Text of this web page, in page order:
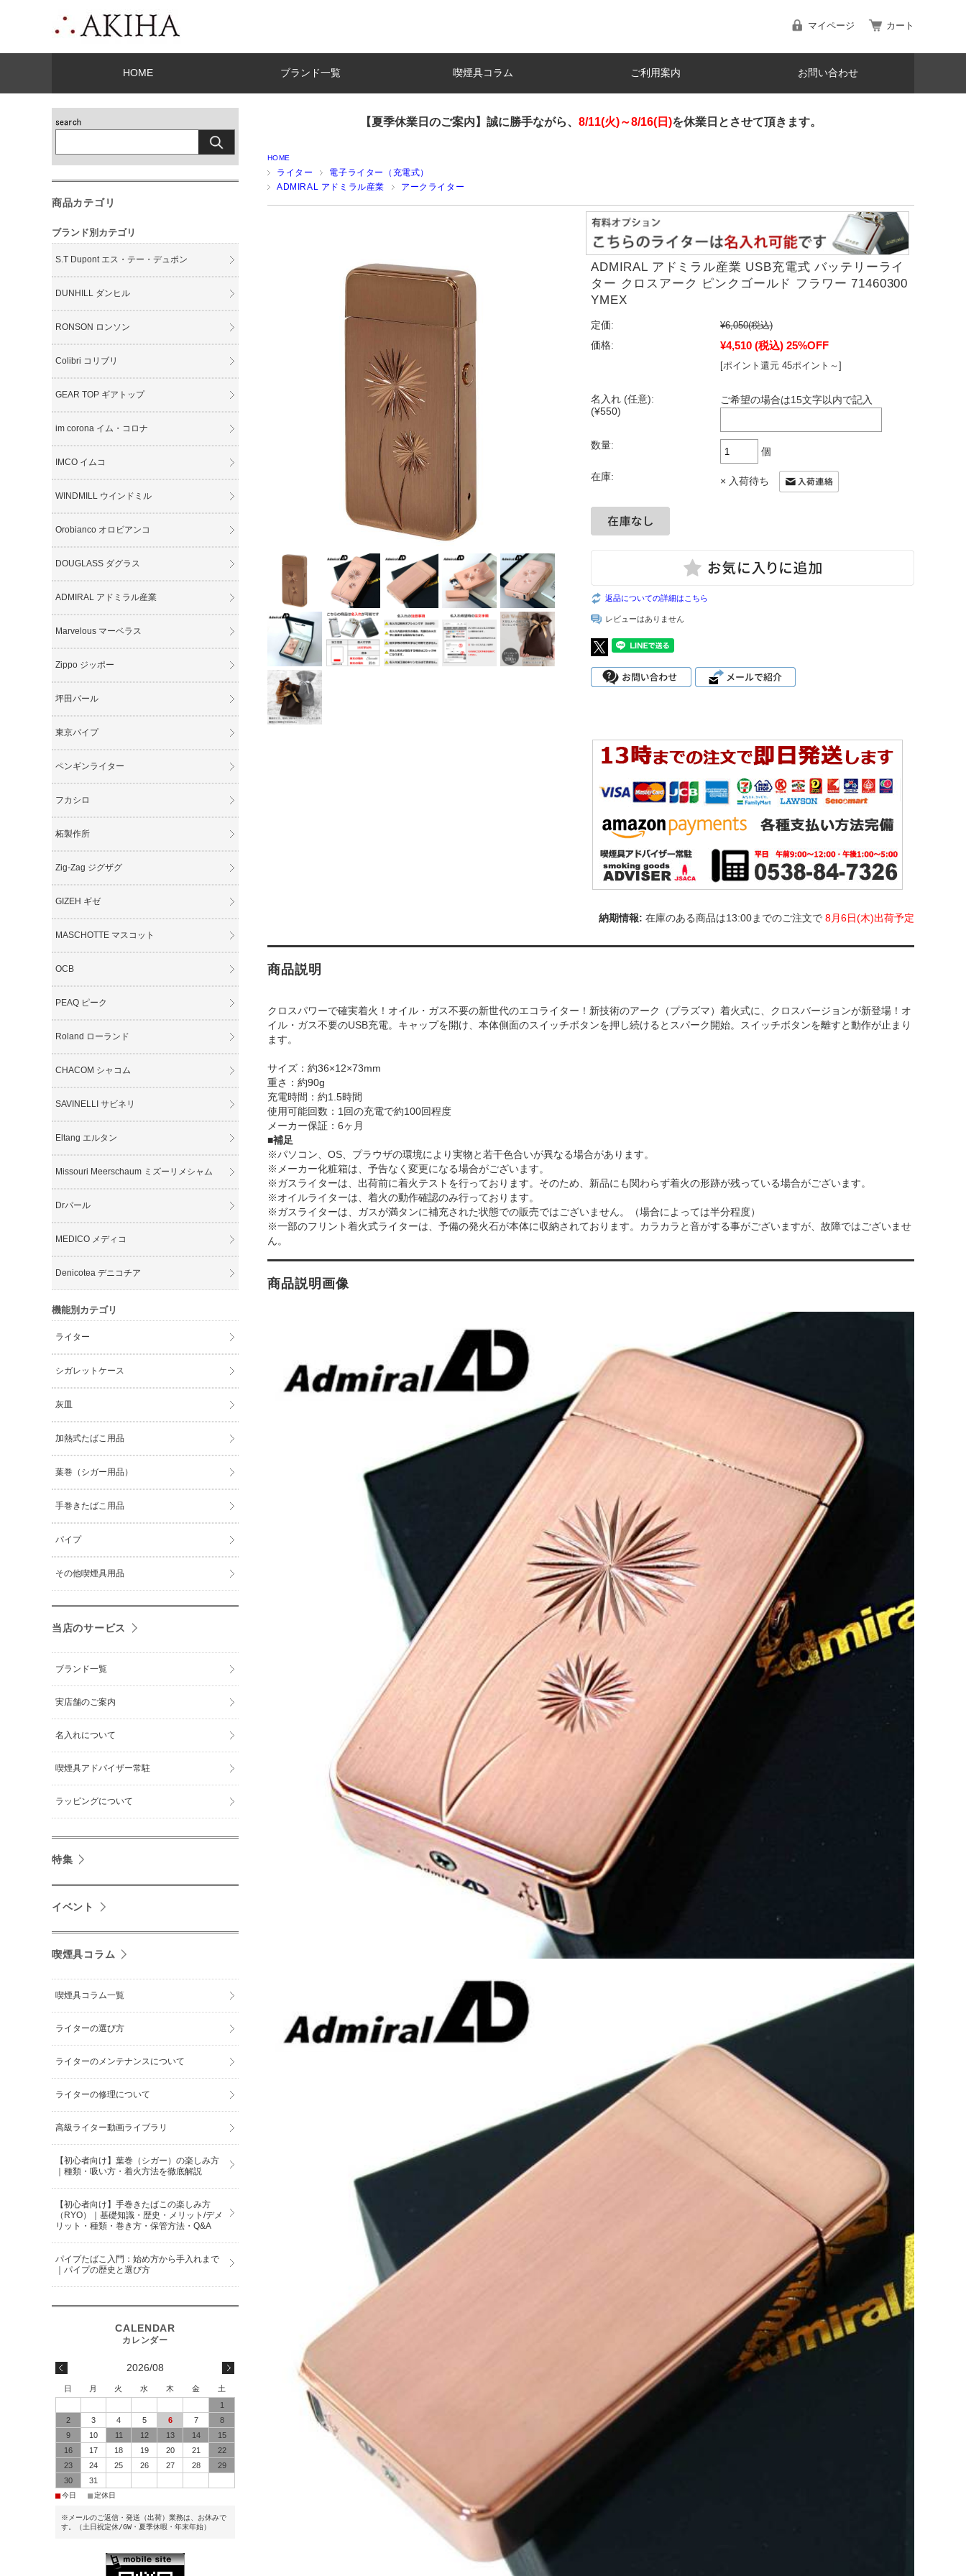
マイページ カート
HOME ブランド一覧 喫煙具コラム ご利用案内 お問い合わせ
【夏季休業日のご案内】誠に勝手ながら、 8/11(火)～8/16(日)を休業日とさせて頂きます。
HOME
ライター
電子ライター（充電式）
ADMIRAL アドミラル産業
アークライター
ADMIRAL アドミラル産業 USB充電式 バッテリーライ
ター クロスアーク ピンクゴールド フラワー 71460300
YMEX
定価: ¥6,050(税込)
価格:
¥4,510 (税込) 25%OFF
[ポイント還元 45ポイント～]
名入れ (任意):
(¥550)
ご希望の場合は15文字以内で記入
数量:
個
在庫: × 入荷待ち
返品についての詳細はこちら
レビューはありません
在庫のある商品は13:00までのご注文で 8月6日(木)出荷予定
商品説明
クロスパワーで確実着火！オイル・ガス不要の新世代のエコライター！新技術のアーク（プラズマ）着火式に、クロスバージョンが新登場！オ
イル・ガス不要のUSB充電。キャップを開け、本体側面のスイッチボタンを押し続けるとスパーク開始。スイッチボタンを離すと動作が止まり
ます。
サイズ：約36×12×73mm
重さ：約90g
充電時間：約1.5時間
使用可能回数：1回の充電で約100回程度
メーカー保証：6ヶ月
■補足
※パソコン、OS、プラウザの環境により実物と若干色合いが異なる場合があります。
※メーカー化粧箱は、予告なく変更になる場合がございます。
※ガスライターは、出荷前に着火テストを行っております。そのため、新品にも関わらず着火の形跡が残っている場合がございます。
※オイルライターは、着火の動作確認のみ行っております。
※ガスライターは、ガスが満タンに補充された状態での販売ではございません。（場合によっては半分程度）
※一部のフリント着火式ライターは、予備の発火石が本体に収納されております。カラカラと音がする事がございますが、故障ではございませ
ん。
商品説明画像
商品カテゴリ
ブランド別カテゴリ
S.T Dupont エス・テー・デュポン
DUNHILL ダンヒル
RONSON ロンソン
Colibri コリブリ
GEAR TOP ギアトップ
im corona イム・コロナ
IMCO イムコ
WINDMILL ウインドミル
Orobianco オロビアンコ
DOUGLASS ダグラス
ADMIRAL アドミラル産業
Marvelous マーベラス
Zippo ジッポー
坪田パール
東京パイプ
ペンギンライター
フカシロ
柘製作所
Zig-Zag ジグザグ
GIZEH ギゼ
MASCHOTTE マスコット
OCB
PEAQ ピーク
Roland ローランド
CHACOM シャコム
SAVINELLI サビネリ
Eltang エルタン
Missouri Meerschaum ミズーリメシャム
Drパール
MEDICO メディコ
Denicotea デニコチア
機能別カテゴリ
ライター
シガレットケース
灰皿
加熱式たばこ用品
葉巻（シガー用品）
手巻きたばこ用品
パイプ
その他喫煙具用品
当店のサービス
ブランド一覧
実店舗のご案内
名入れについて
喫煙具アドバイザー常駐
ラッピングについて
特集
イベント
喫煙具コラム
喫煙具コラム一覧
ライターの選び方
ライターのメンテナンスについて
ライターの修理について
高級ライター動画ライブラリ
【初心者向け】葉巻（シガー）の楽しみ方
｜種類・吸い方・着火方法を徹底解説
【初心者向け】手巻きたばこの楽しみ方
（RYO）｜基礎知識・歴史・メリット/デメ
リット・種類・巻き方・保管方法・Q&A
パイプたばこ入門：始め方から手入れまで
｜パイプの歴史と選び方
2026/08
日 月 火 水 木 金
土
1
2
3 4 5 6 7
8
9
10 11 12 13 14
15
16
17 18 19 20 21
22
23
24 25 26 27 28
29
30
31
■今日 ■定休日
※メールのご返信・発送（出荷）業務は、お休みで
す。（土日祝定休/GW・夏季休暇・年末年始）